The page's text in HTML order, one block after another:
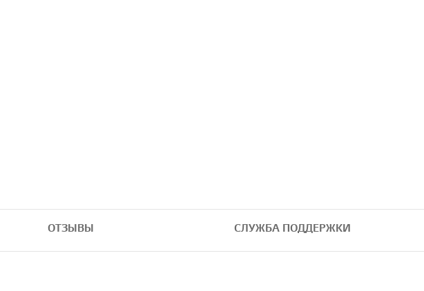
ОТЗЫВЫ СЛУЖБА ПОДДЕРЖКИ